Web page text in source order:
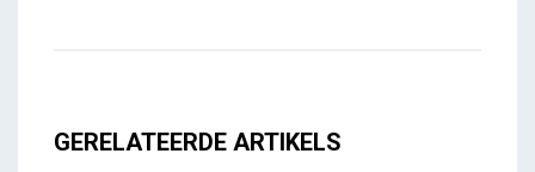
GERELATEERDE ARTIKELS